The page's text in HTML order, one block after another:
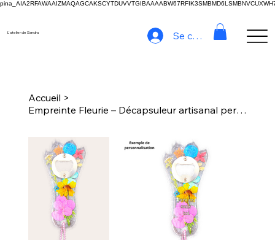
L'atelier de Sandra Se connecter
Accueil >
Empreinte Fleurie – Décapsuleur artisanal personnalisable